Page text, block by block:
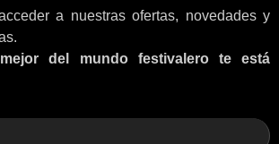
a nuestras ofertas, novedades y
mejor del mundo festivalero te está